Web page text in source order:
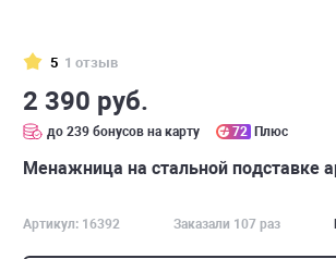
5 1 отзыв
2 390 руб.
до 239 бонусов на карту 72 Плюс
Менажница на стальной подставке
Артикул: 16392 Заказали 107 раз